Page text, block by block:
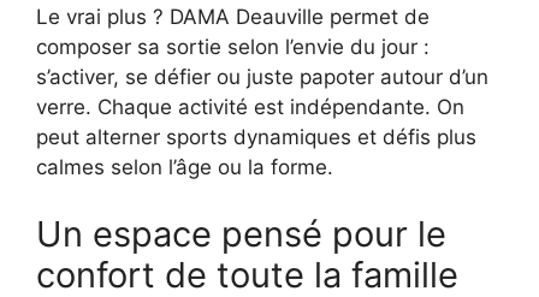
Le vrai plus ? DAMA Deauville permet de
composer sa sortie selon l’envie du jour :
s’activer, se défier ou juste papoter autour d’un
verre. Chaque activité est indépendante. On
peut alterner sports dynamiques et défis plus
calmes selon l’âge ou la forme.
Un espace pensé pour le
confort de toute la famille